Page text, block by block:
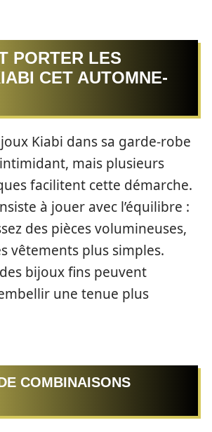
PORTER LES
CET AUTOMNE-
Kiabi dans sa garde-robe
mais plusieurs
facilitent cette démarche.
à jouer avec l’équilibre :
des pièces volumineuses,
vêtements plus simples.
bijoux fins peuvent
une tenue plus
COMBINAISONS